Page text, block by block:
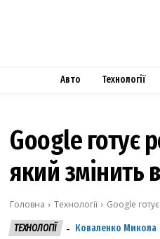
Авто Технології
Google готує
який змінить
Головна Технології
Google
ТЕХНОЛОГІЇ
- Коваленко Микола